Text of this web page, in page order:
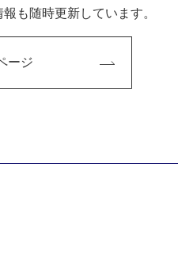
も随時更新しています。
ージ